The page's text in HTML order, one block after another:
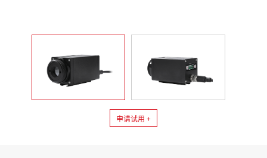
申请试用 +